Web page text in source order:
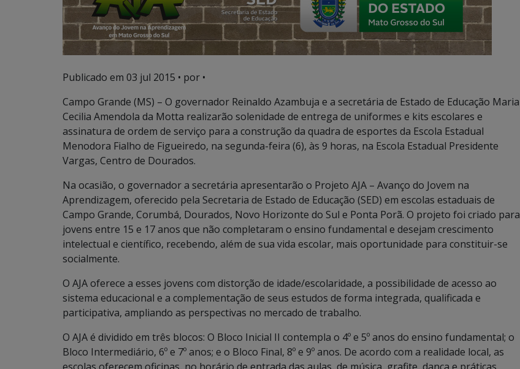
Publicado em 03 jul 2015 • por •
Campo Grande (MS) – O governador Reinaldo Azambuja e a secretária de Estado de Educação Maria
Cecilia Amendola da Motta realizarão solenidade de entrega de uniformes e kits escolares e
assinatura de ordem de serviço para a construção da quadra de esportes da Escola Estadual
Menodora Fialho de Figueiredo, na segunda-feira (6), às 9 horas, na Escola Estadual Presidente
Vargas, Centro de Dourados.
Na ocasião, o governador a secretária apresentarão o Projeto AJA – Avanço do Jovem na
Aprendizagem, oferecido pela Secretaria de Estado de Educação (SED) em escolas estaduais de
Campo Grande, Corumbá, Dourados, Novo Horizonte do Sul e Ponta Porã. O projeto foi criado para
jovens entre 15 e 17 anos que não completaram o ensino fundamental e desejam crescimento
intelectual e científico, recebendo, além de sua vida escolar, mais oportunidade para constituir-se
socialmente.
O AJA oferece a esses jovens com distorção de idade/escolaridade, a possibilidade de acesso ao
sistema educacional e a complementação de seus estudos de forma integrada, qualificada e
participativa, ampliando as perspectivas no mercado de trabalho.
O AJA é dividido em três blocos: O Bloco Inicial II contempla o 4º e 5º anos do ensino fundamental; o
Bloco Intermediário, 6º e 7º anos; e o Bloco Final, 8º e 9º anos. De acordo com a realidade local, as